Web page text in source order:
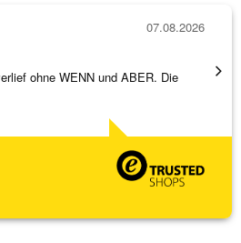
ohne WENN und ABER. Die
07.08.2026